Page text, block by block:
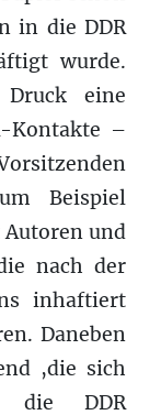
in die DDR
wurde.
eine
Kontakte –
Beispiel
und
nach der
inhaftiert
Daneben
,die sich
die DDR